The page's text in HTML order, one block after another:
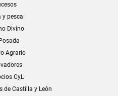
y pesca
Divino
Agrario
CyL
de Castilla y León